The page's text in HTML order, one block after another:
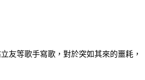
友等歌手寫歌，對於突如其來的噩耗，